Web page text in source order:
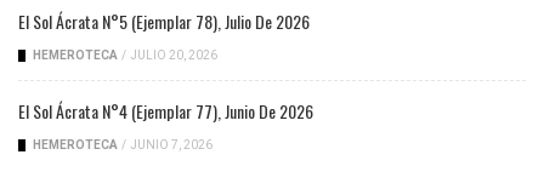
El Sol Ácrata N°5 (ejemplar 78), Julio De 2026
HEMEROTECA / JULIO 20, 2026
El Sol Ácrata N°4 (ejemplar 77), Junio De 2026
HEMEROTECA / JUNIO 7, 2026